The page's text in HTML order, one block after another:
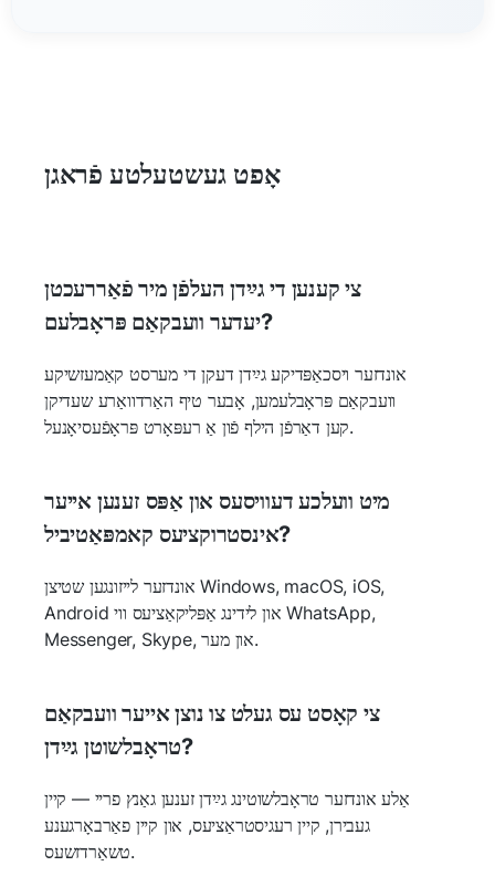
אָפט געשטעלטע פֿראגן
צי קענען די גײַדן העלפֿן מיר פֿאַררעכטן
יעדער וועבקאַם פּראָבלעם?
אונדזער ויסכאַפּדיקע גײַדן דעקן די מערסט קאַמעזשיקע
וועבקאַם פּראָבלעמען, אָבער טיף האַרדוואַרע שעדיקן
קען דאַרפֿן הילף פֿון אַ רעפּאָרט פּראָפֿעסיאָנעל.
מיט וועלכע דעוויסעס און אַפּס זענען אייער
אינסטרוקציעס קאמפּאַטיביל?
אונדזער לייזונגען שטיצן Windows, macOS, iOS,
Android און לידינג אַפּליקאַציעס ווי WhatsApp,
Messenger, Skype, און מער.
צי קאָסט עס געלט צו נוצן אייער וועבקאַם
טראָבלשוטן גײַדן?
אַלע אונדזער טראָבלשוטינג גײַדן זענען גאַנץ פריי — קיין
געבירן, קיין רעגיסטראַציעס, און קיין פאַרבאָרגענע
טשאַרדזשעס.